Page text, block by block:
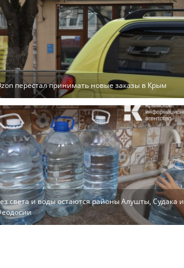
перестал принимать новые заказы в Крым
света и воды остаются районы Алушты, Судака и